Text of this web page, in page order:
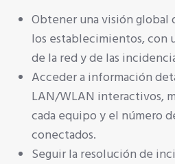
Obtener una visión global
los establecimientos, con
de la red y de las
Acceder a información
LAN/WLAN interactivos,
cada equipo y el número
conectados.
Seguir la resolución de